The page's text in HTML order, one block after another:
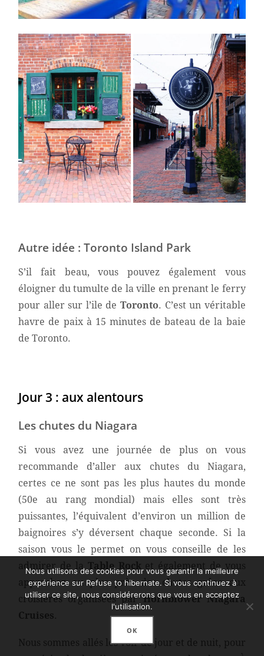
Autre idée : Toronto Island Park
S’il fait beau, vous pouvez également vous
éloigner du tumulte de la ville en prenant le ferry
pour aller sur l’ile deToronto. C’est un véritable
havre de paix à 15 minutes de bateau de la baie
de Toronto.
Jour 3 : aux alentours
Les chutes du Niagara
Si vous avez une journée de plus on vous
recommande d’aller aux chutes du Niagara,
certes ce ne sont pas les plus hautes du monde
(50e au rang mondial) mais elles sont très
puissantes, l’équivalent d’environ un million de
baignoires s’y déversent chaque seconde. Si la
saison vous le permet on vous conseille de les
admirer de la Table Rocket également de vous
approchez au plus près des chutes grâce aux
croisières organisées parHornblower Niagara
Cruises.
Nous sommes allés les voir de jour et de nuit, pour
Nous utilisons des cookies pour vous garantir la meilleure
expérience sur Refuse to hibernate. Si vous continuez à
utiliser ce site, nous considérerons que vous en acceptez
l'utilisation.
OK